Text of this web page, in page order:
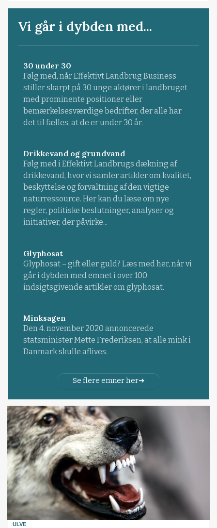
Vi går i dybden med...
30 under 30
Følg med, når Effektivt Landbrug Business
stiller skarpt på 30 unge aktører i landbruget
med prominente positioner eller
bemærkelsesværdige bedrifter, der alle har
det til fælles, at de er under 30 år.
Drikkevand og grundvand
Følg med i Effektivt Landbrugs dækning af
drikkevand, hvor vi samler artikler om kvalitet,
beskyttelse og forvaltning af den vigtige
naturressource. Her kan du læse om nye
regler, politiske beslutninger, analyser og
initiativer, der påvirke...
Glyphosat
Glyphosat – gift eller guld? Læs med her, når vi
går i dybden med emnet i over 100
indsigtsgivende artikler om glyphosat.
Minksagen
Den 4. november 2020 annoncerede
statsminister Mette Frederiksen, at alle mink i
Danmark skulle aflives.
Se flere emner her
ULVE